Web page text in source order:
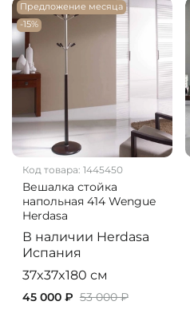
Предложение месяца
-15%
Код товара: 1445450
Вешалка стойка
напольная 414 Wengue
Herdasa
В наличии Herdasa
Испания
37x37x180 см
45 000 ₽ 53 000 ₽